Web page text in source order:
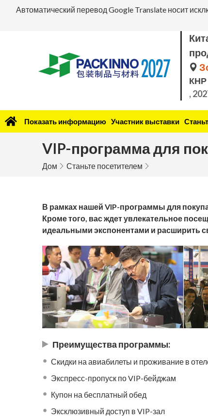
Автоматический перевод Google Translate носит
КНР
,
Показать информацию Участник выставки
VIP-программа для
Дом Станьте посетителем
В рамках нашей VIP-программы для
Кроме того, вас ждет увлекательное
идеальными экспонентами и расширить
Преимущества программы:
Скидки на авиабилеты и проживание в
Экспресс-пропуск по VIP-бейджам
Купон на бесплатный обед
Эксклюзивный доступ в VIP-зал